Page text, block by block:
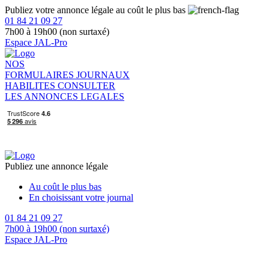
Publiez votre annonce légale au coût le plus bas
01 84 21 09 27
7h00 à 19h00 (non surtaxé)
Espace JAL-Pro
NOS
FORMULAIRES JOURNAUX
HABILITES CONSULTER
LES ANNONCES LEGALES
Publiez une annonce légale
Au coût le plus bas
En choisissant votre journal
01 84 21 09 27
7h00 à 19h00 (non surtaxé)
Espace JAL-Pro